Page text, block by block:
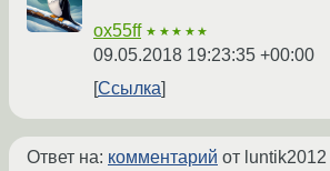
ox55ff ★★★★★
09.05.2018 19:23:35 +00:00
Ссылка
Ответ на: комментарий от luntik2012